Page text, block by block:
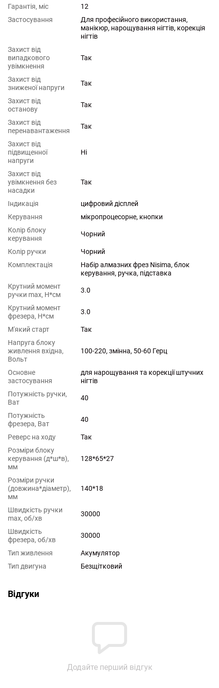
Гарантія, міс
12
Застосування
Для професійного використання,
манікюр, нарощування нігтів, корекція
нігтів
Захист від
випадкового
увімкнення
Так
Захист від
зниженої напруги
Так
Захист від
останову
Так
Захист від
перенавантаження
Так
Захист від
підвищенної
напруги
Ні
Захист від
увімкнення без
насадки
Так
Індикація
цифровий дісплей
Керування
мікропроцесорне, кнопки
Колір блоку
керування
Чорний
Колір ручки
Чорний
Комплектація
Набір алмазних фрез Nisima, блок
керування, ручка, підставка
Крутний момент
ручки max, Н*см
3.0
Крутний момент
фрезера, Н*см
3.0
М'який старт
Так
Напруга блоку
живлення вхідна,
Вольт
100-220, змінна, 50-60 Герц
Основне
застосування
для нарощування та корекції штучних
нігтів
Потужність ручки,
Ват
40
Потужність
фрезера, Ват
40
Реверс на ходу
Так
Розміри блоку
керування (д*ш*в),
мм
128*65*27
Розміри ручки
(довжина*діаметр),
мм
140*18
Швидкість ручки
max, об/хв
30000
Швидкість
фрезера, об/хв
30000
Тип живлення
Акумулятор
Тип двигуна
Безщітковий
Відгуки
Додайте перший відгук